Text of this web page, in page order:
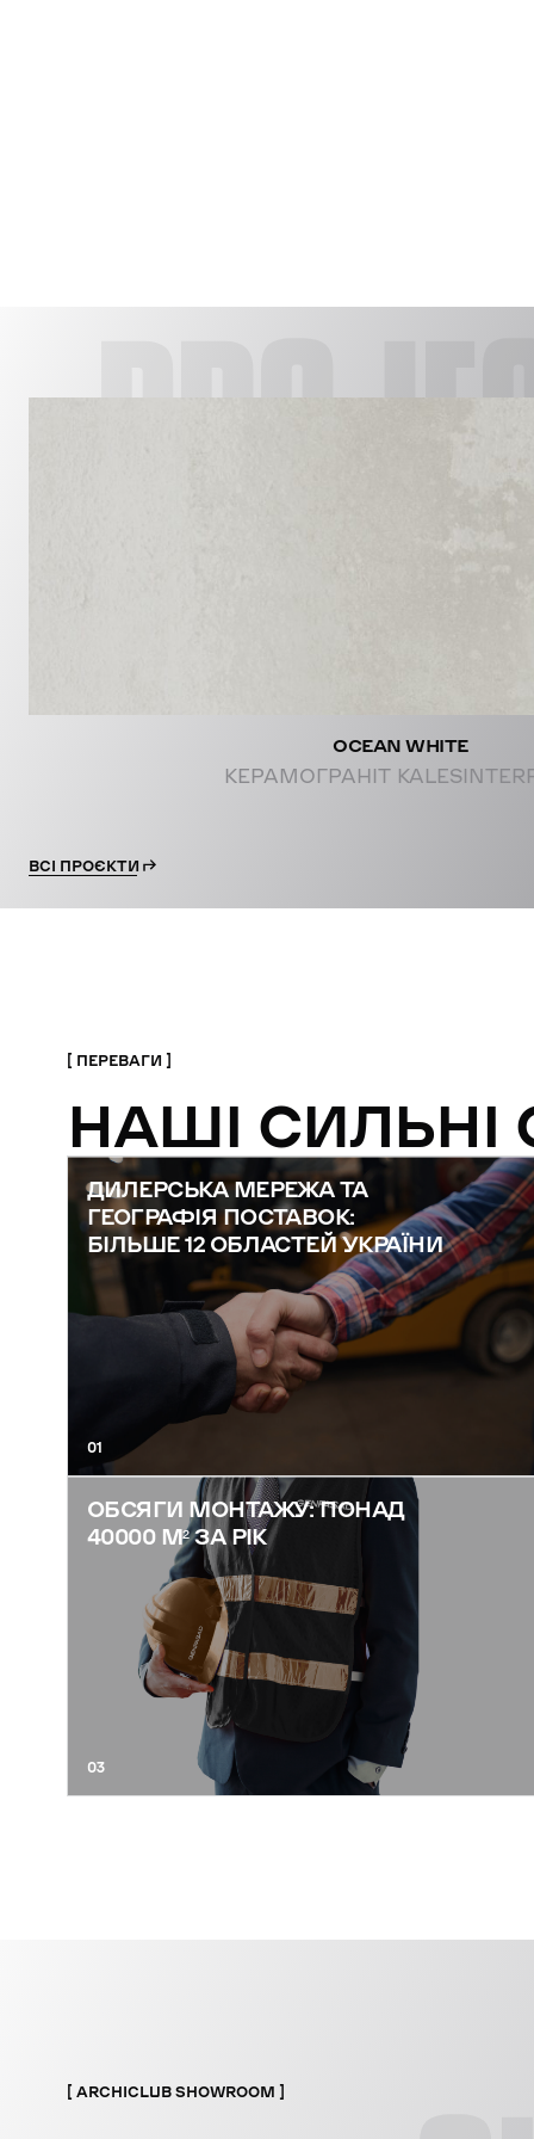
OCEAN WHITE
КЕРАМОГРАНІТ
ВСІ ПРОЄКТИ
ПЕРЕВАГИ
НАШІ СИЛЬНІ
ДИЛЕРСЬКА МЕРЕЖА ТА
ГЕОГРАФІЯ ПОСТАВОК:
БІЛЬШЕ 12 ОБЛАСТЕЙ УКРАЇНИ
01
ОБСЯГИ МОНТАЖУ: ПОНАД
40000 М² ЗА РІК
03
ARCHICLUB SHOWROOM